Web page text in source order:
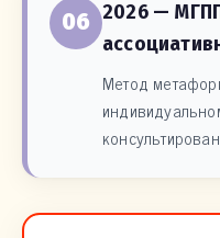
06
2026 —
Метод